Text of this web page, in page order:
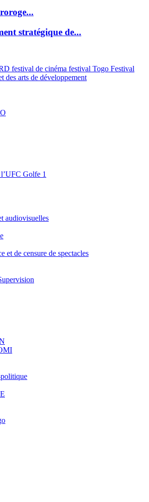
stratégique de...
festival de cinéma festival Togo Festival
des arts de développement
Golfe 1
audiovisuelles
et de censure de spectacles